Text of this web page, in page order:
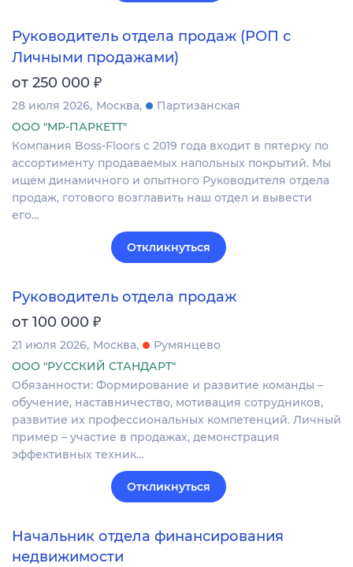
Руководитель отдела продаж (РОП с
Личными продажами)
от 250 000 ₽
28 июля 2026 Москва
Партизанская
ООО "МР-ПАРКЕТТ"
Компания Boss-Floors с 2019 года входит в пятерку по
ассортименту продаваемых напольных покрытий. Мы
ищем динамичного и опытного Руководителя отдела
продаж, готового возглавить наш отдел и вывести
его…
Откликнуться
Руководитель отдела продаж
от 100 000 ₽
21 июля 2026 Москва
Румянцево
ООО "РУССКИЙ СТАНДАРТ"
Обязанности: Формирование и развитие команды –
обучение, наставничество, мотивация сотрудников,
развитие их профессиональных компетенций. Личный
пример – участие в продажах, демонстрация
эффективных техник…
Откликнуться
Начальник отдела финансирования
недвижимости